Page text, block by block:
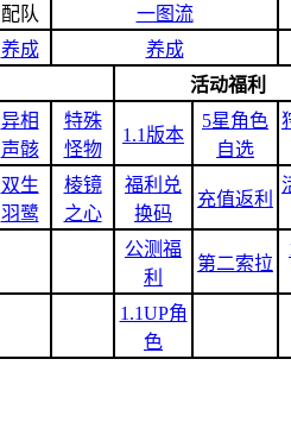
配队
一图流
养成
养成
活动福利
异相
声骸
特殊
怪物
1.1版本
5星角色
自选
双生
羽鹭
棱镜
之心
福利兑
换码
充值返利
公测福
利
第二索拉
1.1UP角
色